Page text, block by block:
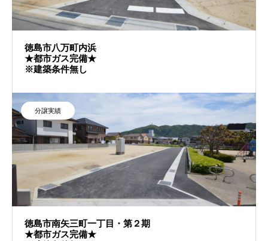
徳島市八万町内浜
★都市ガス完備★
※建築条件無し
分譲実績
徳島市南矢三町一丁目・第２期
★都市ガス完備★